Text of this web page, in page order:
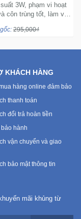
3W, phạm vi hoạt
côn trùng tốt, làm vật
295,000₫
KHÁCH HÀNG
hàng online đảm bảo
thanh toán
đổi trả hoàn tiền
hành
vận chuyển và giao
bảo mật thông tin
mãi khủng từ